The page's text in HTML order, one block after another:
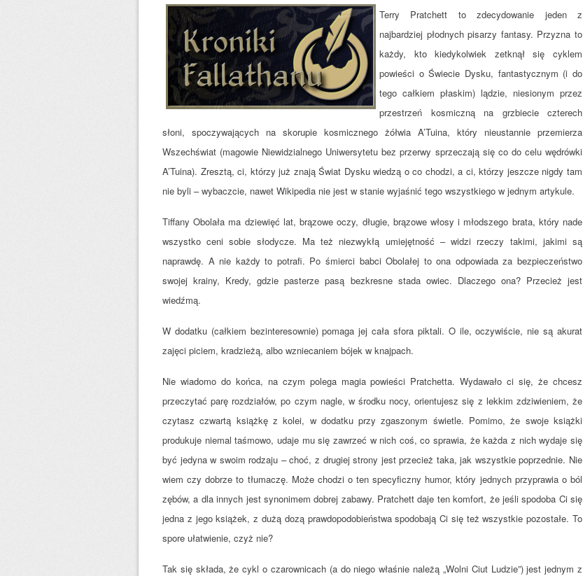
Terry Pratchett to zdecydowanie jeden z
najbardziej płodnych pisarzy fantasy. Przyzna to
każdy, kto kiedykolwiek zetknął się cyklem
powieści o Świecie Dysku, fantastycznym (i do
tego całkiem płaskim) lądzie, niesionym przez
przestrzeń kosmiczną na grzbiecie czterech
słoni, spoczywających na skorupie kosmicznego żółwia A’Tuina, który nieustannie przemierza
Wszechświat (magowie Niewidzialnego Uniwersytetu bez przerwy sprzeczają się co do celu wędrówki
A’Tuina). Zresztą, ci, którzy już znają Świat Dysku wiedzą o co chodzi, a ci, którzy jeszcze nigdy tam
nie byli – wybaczcie, nawet Wikipedia nie jest w stanie wyjaśnić tego wszystkiego w jednym artykule.
Tiffany Obolała ma dziewięć lat, brązowe oczy, długie, brązowe włosy i młodszego brata, który nade
wszystko ceni sobie słodycze. Ma też niezwykłą umiejętność – widzi rzeczy takimi, jakimi są
naprawdę. A nie każdy to potrafi. Po śmierci babci Obolałej to ona odpowiada za bezpieczeństwo
swojej krainy, Kredy, gdzie pasterze pasą bezkresne stada owiec. Dlaczego ona? Przecież jest
wiedźmą.
W dodatku (całkiem bezinteresownie) pomaga jej cała sfora piktali. O ile, oczywiście, nie są akurat
zajęci piciem, kradzieżą, albo wzniecaniem bójek w knajpach.
Nie wiadomo do końca, na czym polega magia powieści Pratchetta. Wydawało ci się, że chcesz
przeczytać parę rozdziałów, po czym nagle, w środku nocy, orientujesz się z lekkim zdziwieniem, że
czytasz czwartą książkę z kolei, w dodatku przy zgaszonym świetle. Pomimo, że swoje książki
produkuje niemal taśmowo, udaje mu się zawrzeć w nich coś, co sprawia, że każda z nich wydaje się
być jedyna w swoim rodzaju – choć, z drugiej strony jest przecież taka, jak wszystkie poprzednie. Nie
wiem czy dobrze to tłumaczę. Może chodzi o ten specyficzny humor, który jednych przyprawia o ból
zębów, a dla innych jest synonimem dobrej zabawy. Pratchett daje ten komfort, że jeśli spodoba Ci się
jedna z jego książek, z dużą dozą prawdopodobieństwa spodobają Ci się też wszystkie pozostałe. To
spore ułatwienie, czyż nie?
Tak się składa, że cykl o czarownicach (a do niego właśnie należą „Wolni Ciut Ludzie”) jest jednym z